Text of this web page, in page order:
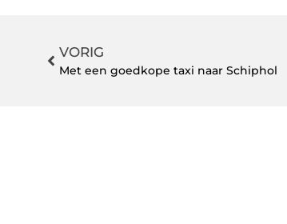
VORIG
Met een goedkope taxi naar Schiphol